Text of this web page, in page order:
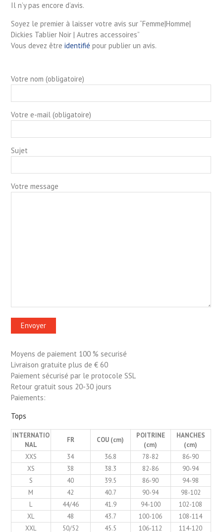
Il n’y pas encore d’avis.
Soyez le premier à laisser votre avis sur “Femme|Homme|
Dickies Tablier Noir | Autres accessoires”
Vous devez être identifié pour publier un avis.
Votre nom (obligatoire)
Votre e-mail (obligatoire)
Sujet
Votre message
Moyens de paiement 100 % securisé
Livraison gratuite plus de € 60
Paiement sécurisé par le protocole SSL
Retour gratuit sous 20-30 jours
Paiements:
Tops
INTERNATIO
NAL
FR COU (cm)
POITRINE
(cm)
HANCHES
(cm)
XXS
34 36.8 78-82
86-90
XS
38 38.3 82-86
90-94
S
40 39.5 86-90
94-98
M
42 40.7 90-94
98-102
L
44/46 41.9 94-100
102-108
XL
48 43.7 100-106
108-114
XXL
50/52 45.5 106-112 114-120